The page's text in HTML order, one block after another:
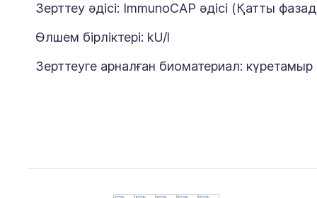
Зерттеу әдісі: ImmunoCAP әдісі (Қатты
Өлшем бірліктері: kU/l
Зерттеуге арналған биоматериал: